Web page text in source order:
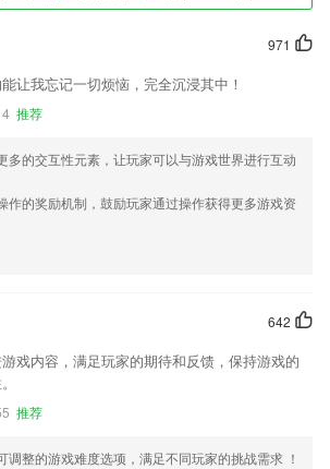
971
让我忘记一切烦恼，完全沉浸其中！
推荐
多的交互性元素，让玩家可以与游戏世界进行互动
作的奖励机制，鼓励玩家通过操作获得更多游戏资
642
戏内容，满足玩家的期待和反馈，保持游戏的
推荐
调整的游戏难度选项，满足不同玩家的挑战需求 ！